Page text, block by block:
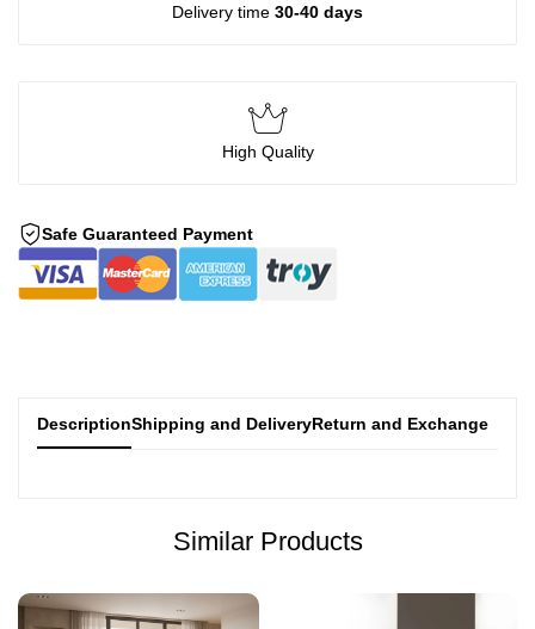
Delivery time 30-40 days
High Quality
Safe Guaranteed Payment
DescriptionShipping and DeliveryReturn and Exchange
Similar Products